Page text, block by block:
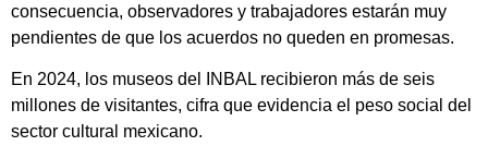
consecuencia, observadores y trabajadores estarán muy
pendientes de que los acuerdos no queden en promesas.
En 2024, los museos del INBAL recibieron más de seis
millones de visitantes, cifra que evidencia el peso social del
sector cultural mexicano.